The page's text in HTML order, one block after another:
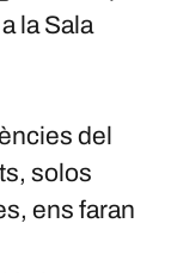
a la Sala
del
solos
ens faran